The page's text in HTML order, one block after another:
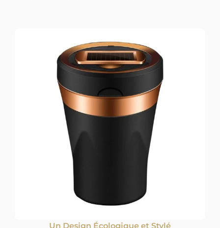
Un Design Écologique et Stylé